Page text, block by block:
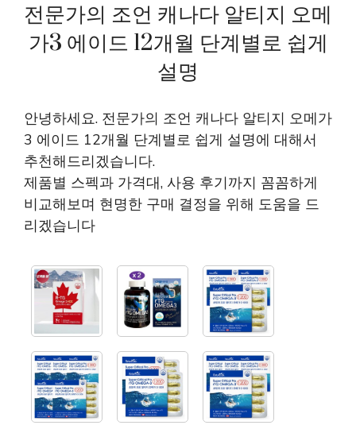
전문가의 조언 캐나다 알티지 오메
가3 에이드 12개월 단계별로 쉽게
설명
안녕하세요. 전문가의 조언 캐나다 알티지 오메가
3 에이드 12개월 단계별로 쉽게 설명에 대해서
추천해드리겠습니다.
제품별 스펙과 가격대, 사용 후기까지 꼼꼼하게
비교해보며 현명한 구매 결정을 위해 도움을 드
리겠습니다